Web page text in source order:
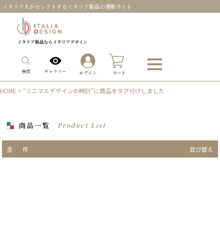
イタリア人がセレクトするイタリア製品の通販サイト
イタリア製品ならイタリアデザイン
検索 ギャラリー ログイン カート
HOME > “ミニマルデザインの時計”に商品をタグ付けしました
商品一覧 Product List
全 件 並び替え